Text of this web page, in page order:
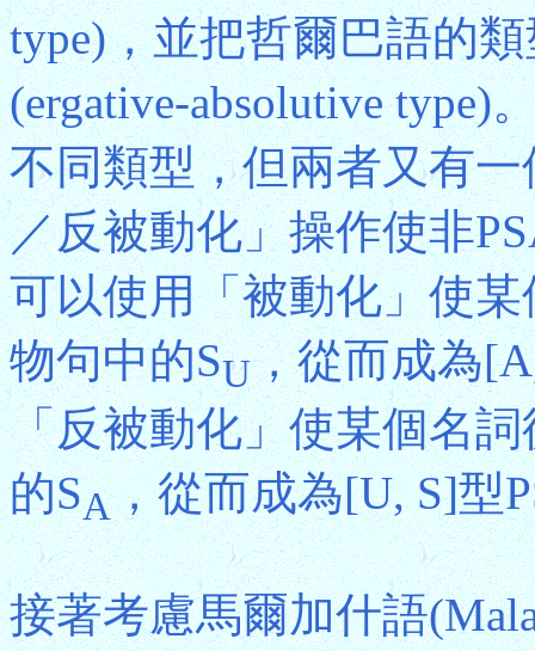
type)，並把哲爾巴語的
(ergative-absolutive
不同類型，但兩者又有
／反被動化」操作使非
可以使用「被動化」使
物句中的SU，從而成為
「反被動化」使某個名
的SA，從而成為[U, S]型
接著考慮馬爾加什語